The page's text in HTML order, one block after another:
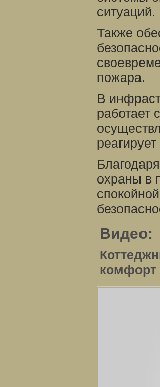
ситуаций.
Также
пожара.
В
работает
охраны в
Видео:
комфорт